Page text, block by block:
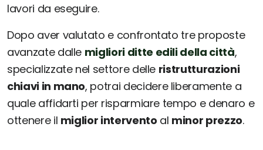
lavori da eseguire.
Dopo aver valutato e confrontato tre proposte
avanzate dalle migliori ditte edili della città,
specializzate nel settore delle ristrutturazioni
chiavi in mano, potrai decidere liberamente a
quale affidarti per risparmiare tempo e denaro e
ottenere il miglior intervento al minor prezzo.